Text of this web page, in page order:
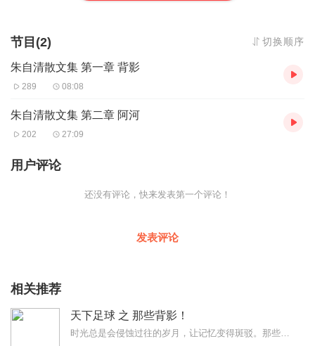
节目(2) 切换顺序
朱自清散文集 第一章 背影
289 08:08
朱自清散文集 第二章 阿河
202 27:09
用户评论
还没有评论，快来发表第一个评论！
发表评论
相关推荐
天下足球 之 那些背影！
时光总是会侵蚀过往的岁月，让记忆变得斑驳。那些陪伴过我们的球星，那些影响过足坛的传奇，用他们脚下的足球，描绘出了多彩斑斓的绿茵世界。我们怀念过去，因为那里有曾...